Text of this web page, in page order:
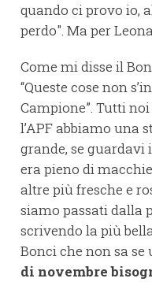
quando ci provo io,
perdo". Ma per
Come mi disse il
“Queste cose non
Campione”. Tutti
l’APF abbiamo una
grande, se
era pieno di
altre più fresche e
siamo passati dalla
scrivendo la più
Bonci che non sa
di novembre